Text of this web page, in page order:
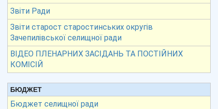
Звіти Ради
Звіти старост старостинських округів
Зачепилівської селищної ради
ВІДЕО ПЛЕНАРНИХ ЗАСІДАНЬ ТА ПОСТІЙНИХ
КОМІСІЙ
БЮДЖЕТ
Бюджет селищної ради